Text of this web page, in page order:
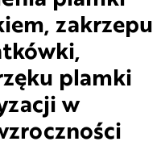
zakrzepu
plamki
w